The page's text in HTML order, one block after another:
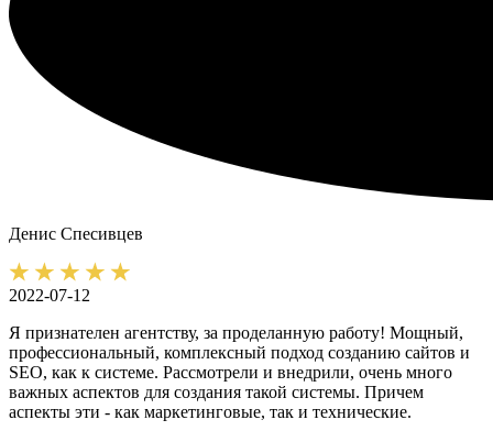
Денис Спесивцев
2022-07-12
Я признателен агентству, за проделанную работу! Мощный,
профессиональный, комплексный подход созданию сайтов и
SEO, как к системе. Рассмотрели и внедрили, очень много
важных аспектов для создания такой системы. Причем
аспекты эти - как маркетинговые, так и технические.